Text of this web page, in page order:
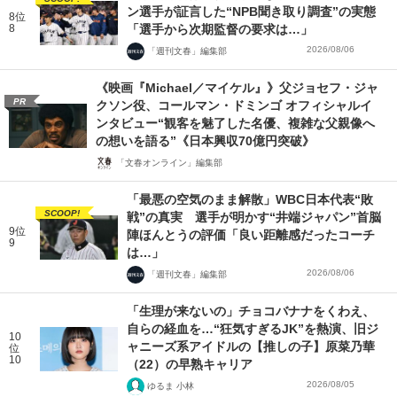
8位
8
ン選手が証言した“NPB聞き取り調査”の実態
「選手から次期監督の要求は…」
「週刊文春」編集部 2026/08/06
PR
《映画『Michael／マイケル』》父ジョセフ・ジャ
クソン役、コールマン・ドミンゴ オフィシャルイ
ンタビュー“観客を魅了した名優、複雑な父親像へ
の想いを語る”《日本興収70億円突破》
「文春オンライン」編集部
9位
9
SCOOP!
「最悪の空気のまま解散」WBC日本代表“敗
戦”の真実 選手が明かす“井端ジャパン”首脳
陣ほんとうの評価「良い距離感だったコーチ
は…」
「週刊文春」編集部 2026/08/06
10
位
10
「生理が来ないの」チョコバナナをくわえ、
自らの経血を…“狂気すぎるJK”を熱演、旧ジ
ャニーズ系アイドルの【推しの子】原菜乃華
（22）の早熟キャリア
ゆるま 小林 2026/08/05